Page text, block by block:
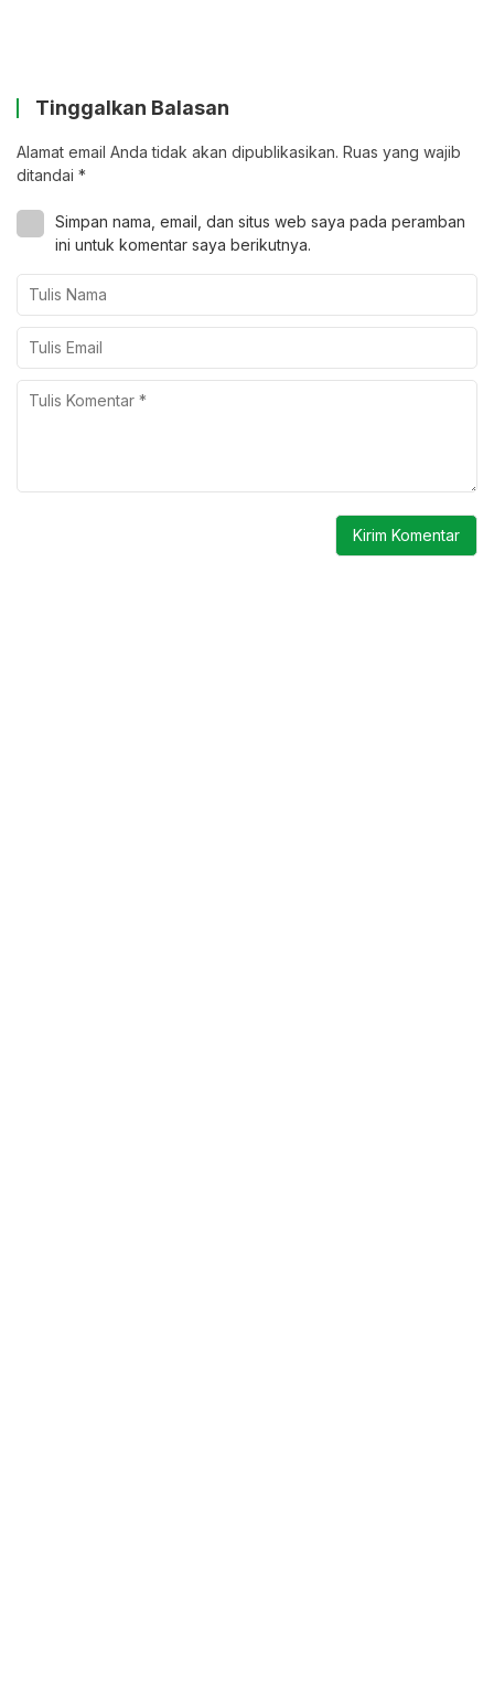
Tinggalkan Balasan
Alamat email Anda tidak akan dipublikasikan. Ruas yang wajib
ditandai *
Simpan nama, email, dan situs web saya pada peramban
ini untuk komentar saya berikutnya.